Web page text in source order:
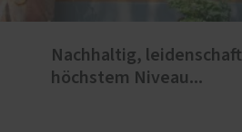
Nachhaltig,
höchstem Niveau...